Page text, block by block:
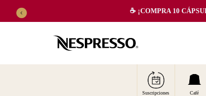
☕️ ¡COMPRA 10
Suscripciones Café